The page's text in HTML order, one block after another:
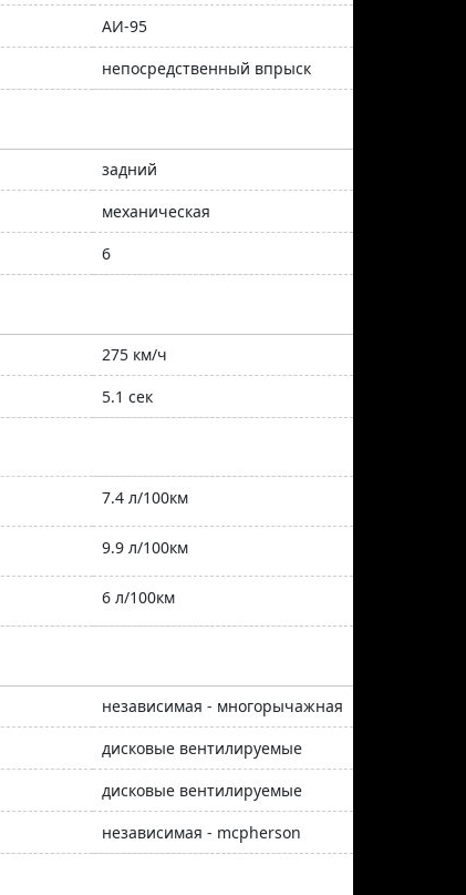
АИ-95
непосредственный впрыск
задний
механическая
6
275 км/ч
5.1 сек
7.4 л/100км
9.9 л/100км
6 л/100км
независимая - многорычажная
дисковые вентилируемые
дисковые вентилируемые
независимая - mcpherson